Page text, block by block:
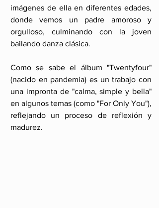
imágenes de ella en diferentes edades,
donde vemos un padre amoroso y
orgulloso, culminando con la joven
bailando danza clásica.
Como se sabe el álbum "Twentyfour"
(nacido en pandemia) es un trabajo con
una impronta de "calma, simple y bella"
en algunos temas (como "For Only You"),
reflejando un proceso de reflexión y
madurez.